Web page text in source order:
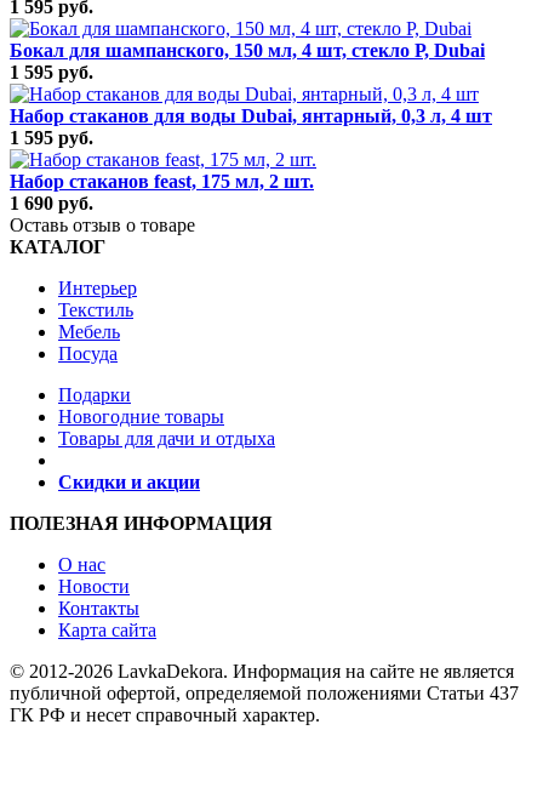
1 595 руб.
Бокал для шампанского, 150 мл, 4 шт, стекло Р, Dubai
1 595 руб.
Набор стаканов для воды Dubai, янтарный, 0,3 л, 4 шт
1 595 руб.
Набор стаканов feast, 175 мл, 2 шт.
1 690 руб.
Оставь отзыв о товаре
КАТАЛОГ
Интерьер
Текстиль
Мебель
Посуда
Подарки
Новогодние товары
Товары для дачи и отдыха
Скидки и акции
ПОЛЕЗНАЯ ИНФОРМАЦИЯ
О нас
Новости
Контакты
Карта сайта
© 2012-2026 LavkaDekora. Информация на сайте не является
публичной офертой, определяемой положениями Статьи 437
ГК РФ и несет справочный характер.